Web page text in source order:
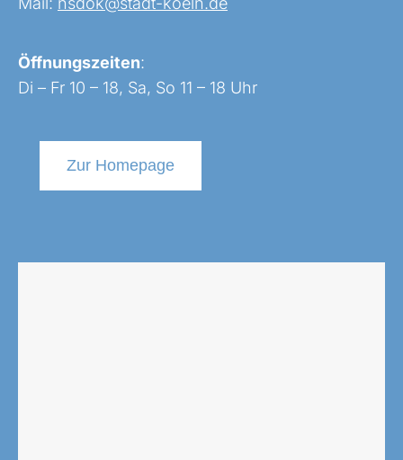
Öffnungszeiten:
Di – Fr 10 – 18, Sa, So 11 – 18 Uhr
Zur Homepage